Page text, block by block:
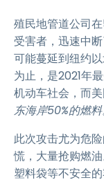
殖民地管道公司
受害者，迅速中
可能蔓延到纽约以
为止，是2021年
机动车社会，而
东海岸50%的燃料
此次攻击尤为危
慌，大量抢购燃
塑料袋等不安全